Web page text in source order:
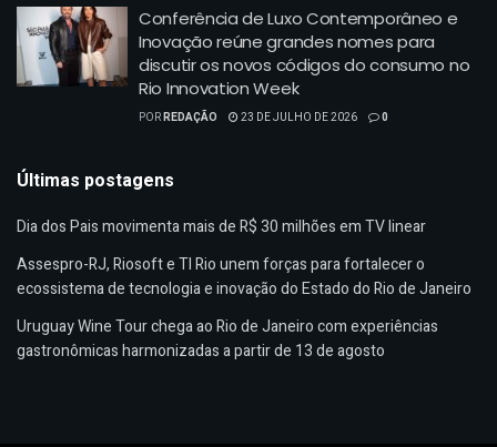
Conferência de Luxo Contemporâneo e
Inovação reúne grandes nomes para
discutir os novos códigos do consumo no
Rio Innovation Week
PORREDAÇÃO 23 DE JULHO DE 2026 0
Últimas postagens
Dia dos Pais movimenta mais de R$ 30 milhões em TV linear
Assespro-RJ, Riosoft e TI Rio unem forças para fortalecer o
ecossistema de tecnologia e inovação do Estado do Rio de Janeiro
Uruguay Wine Tour chega ao Rio de Janeiro com experiências
gastronômicas harmonizadas a partir de 13 de agosto